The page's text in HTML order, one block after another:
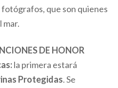
que son quienes
mar.
DE HONOR
la primera estará
Protegidas. Se